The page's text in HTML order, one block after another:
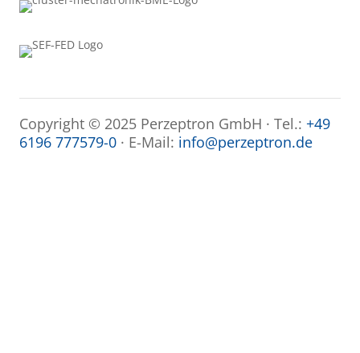
Copyright © 2025 Perzeptron GmbH · Tel.: +49
6196 777579-0 · E-Mail: info@perzeptron.de